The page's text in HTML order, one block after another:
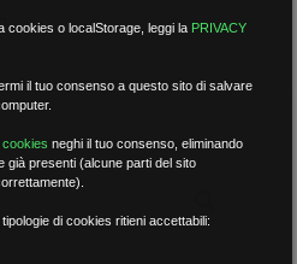
cookies o localStorage, leggi la PRIVACY
il tuo consenso a questo sito di salvare
neghi il tuo consenso, eliminando
già presenti (alcune parti del sito
di cookies ritieni accettabili: